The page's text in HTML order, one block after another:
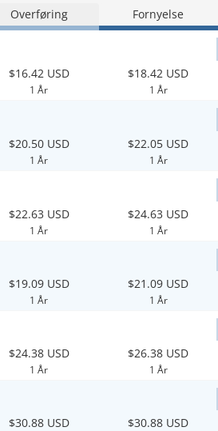
Overføring Fornyelse
$16.42 USD
1 År
$18.42 USD
1 År
$20.50 USD
1 År
$22.05 USD
1 År
$22.63 USD
1 År
$24.63 USD
1 År
$19.09 USD
1 År
$21.09 USD
1 År
$24.38 USD
1 År
$26.38 USD
1 År
$30.88 USD $30.88 USD